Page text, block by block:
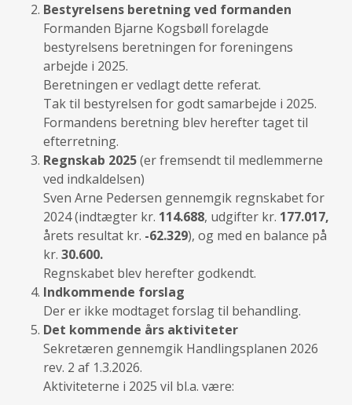
Bestyrelsens beretning ved formanden
Formanden Bjarne Kogsbøll forelagde
bestyrelsens beretningen for foreningens
arbejde i 2025.
Beretningen er vedlagt dette referat.
Tak til bestyrelsen for godt samarbejde i 2025.
Formandens beretning blev herefter taget til
efterretning.
Regnskab 2025(er fremsendt til medlemmerne
ved indkaldelsen)
Sven Arne Pedersen gennemgik regnskabet for
2024 (indtægter kr. 114.688, udgifter kr. 177.017,
årets resultat kr. -62.329), og med en balance på
kr. 30.600.
Regnskabet blev herefter godkendt.
Indkommende forslag
Der er ikke modtaget forslag til behandling.
Det kommende års aktiviteter
Sekretæren gennemgik Handlingsplanen 2026
rev. 2 af 1.3.2026.
Aktiviteterne i 2025 vil bl.a. være: